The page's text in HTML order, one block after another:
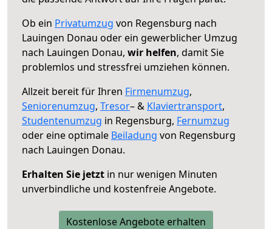
Ob ein Privatumzug von Regensburg nach
Lauingen Donau oder ein gewerblicher Umzug
nach Lauingen Donau, wir helfen, damit Sie
problemlos und stressfrei umziehen können.
Allzeit bereit für Ihren Firmenumzug,
Seniorenumzug, Tresor– & Klaviertransport,
Studentenumzug in Regensburg, Fernumzug
oder eine optimale Beiladung von Regensburg
nach Lauingen Donau.
Erhalten Sie jetzt in nur wenigen Minuten
unverbindliche und kostenfreie Angebote.
Kostenlose Angebote erhalten